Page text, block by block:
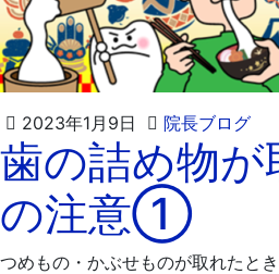
2023年1月9日 院長ブログ
年
日
飯
嶋
歯
院
歯の詰め物が
の注意①
つめもの・かぶせものが取れたと